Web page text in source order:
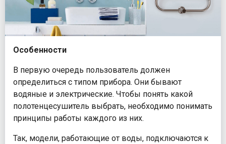
Особенности
В первую очередь пользователь должен
определиться с типом прибора. Они бывают
водяные и электрические. Чтобы понять какой
полотенцесушитель выбрать, необходимо понимать
принципы работы каждого из них.
Так, модели, работающие от воды, подключаются к